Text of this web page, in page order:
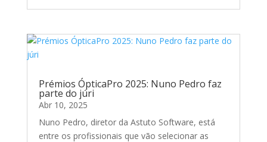
Prémios ÓpticaPro 2025: Nuno Pedro faz
parte do júri
Abr 10, 2025
Nuno Pedro, diretor da Astuto Software, está
entre os profissionais que vão selecionar as